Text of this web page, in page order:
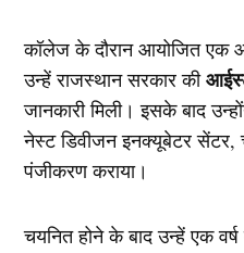
कॉलेज के दौरान आयोजित एक
उन्हें राजस्थान सरकार की
जानकारी मिली। इसके बाद
नेस्ट डिवीजन इनक्यूबेटर
पंजीकरण कराया।
चयनित होने के बाद उन्हें एक